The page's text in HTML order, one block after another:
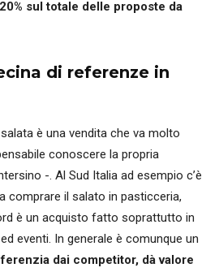
sul totale delle proposte da
di referenze in
è una vendita che va molto
conoscere la propria
-. Al Sud Italia ad esempio c’è
comprare il salato in pasticceria,
è un acquisto fatto soprattutto in
eventi. In generale è comunque un
dai competitor, dà valore